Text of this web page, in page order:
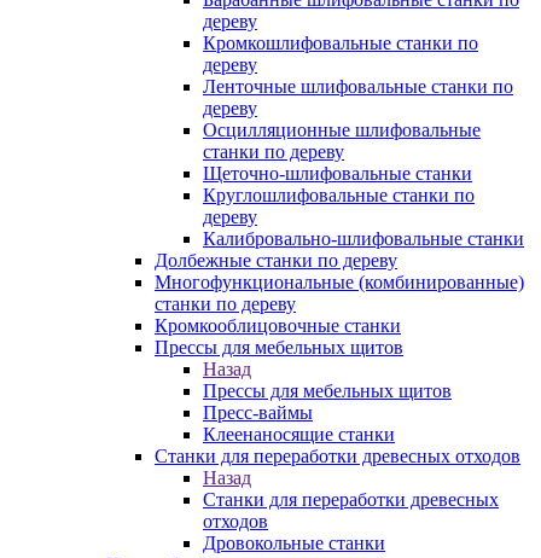
дереву
Кромкошлифовальные станки по
дереву
Ленточные шлифовальные станки по
дереву
Осцилляционные шлифовальные
станки по дереву
Щеточно-шлифовальные станки
Круглошлифовальные станки по
дереву
Калибровально-шлифовальные станки
Долбежные станки по дереву
Многофункциональные (комбинированные)
станки по дереву
Кромкооблицовочные станки
Прессы для мебельных щитов
Назад
Прессы для мебельных щитов
Пресс-ваймы
Клеенаносящие станки
Станки для переработки древесных отходов
Назад
Станки для переработки древесных
отходов
Дровокольные станки